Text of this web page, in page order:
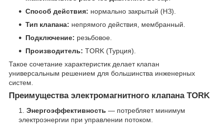
Способ действия: нормально закрытый (НЗ).
Тип клапана: непрямого действия, мембранный.
Подключение: резьбовое.
Производитель: TORK (Турция).
Такое сочетание характеристик делает клапан
универсальным решением для большинства инженерных
систем.
Преимущества электромагнитного клапана TORK
Энергоэффективность — потребляет минимум
электроэнергии при управлении потоком.